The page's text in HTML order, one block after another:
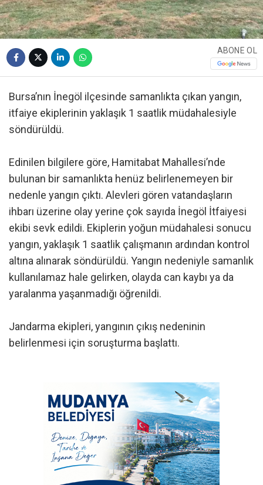
ABONE OL
Bursa’nın İnegöl ilçesinde samanlıkta çıkan yangın,
itfaiye ekiplerinin yaklaşık 1 saatlik müdahalesiyle
söndürüldü.
Edinilen bilgilere göre, Hamitabat Mahallesi’nde
bulunan bir samanlıkta henüz belirlenemeyen bir
nedenle yangın çıktı. Alevleri gören vatandaşların
ihbarı üzerine olay yerine çok sayıda İnegöl İtfaiyesi
ekibi sevk edildi. Ekiplerin yoğun müdahalesi sonucu
yangın, yaklaşık 1 saatlik çalışmanın ardından kontrol
altına alınarak söndürüldü. Yangın nedeniyle samanlık
kullanılamaz hale gelirken, olayda can kaybı ya da
yaralanma yaşanmadığı öğrenildi.
Jandarma ekipleri, yangının çıkış nedeninin
belirlenmesi için soruşturma başlattı.